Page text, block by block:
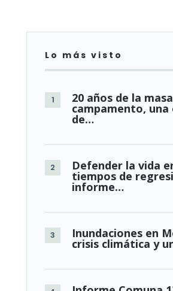
Lo más visto
20 años de la
campamento, una
de…
Defender la vida
tiempos de
informe…
Inundaciones en
crisis climática y